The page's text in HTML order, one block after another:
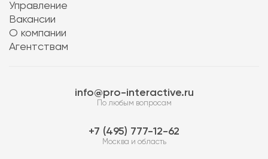
Управление
Вакансии
О компании
Агентствам
info@pro-interactive.ru
По любым вопросам
7 (495) 777-12-62
Москва и область